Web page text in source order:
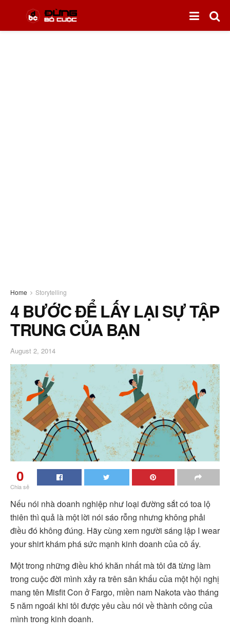
Home Storytelling
4 BƯỚC ĐỂ LẤY LẠI SỰ TẬP
TRUNG CỦA BẠN
August 2, 2014
0
Chia sẻ
Nếu nói nhà doanh nghiệp như loại đường sắt có toa lộ
thiên thì quả là một lời nói sáo rỗng nhưng không phải
điều đó không đúng. Hãy cùng xem người sáng lập I wear
your shirt khám phá sức mạnh kinh doanh của cô ấy.
Một trong những điều khó khăn nhất mà tôi đã từng làm
trong cuộc đời mình xảy ra trên sân khấu của một hội nghị
mang tên Misfit Con ở Fargo, miền nam Nakota vào tháng
5 năm ngoái khi tôi được yêu cầu nói về thành công của
mình trong kinh doanh.